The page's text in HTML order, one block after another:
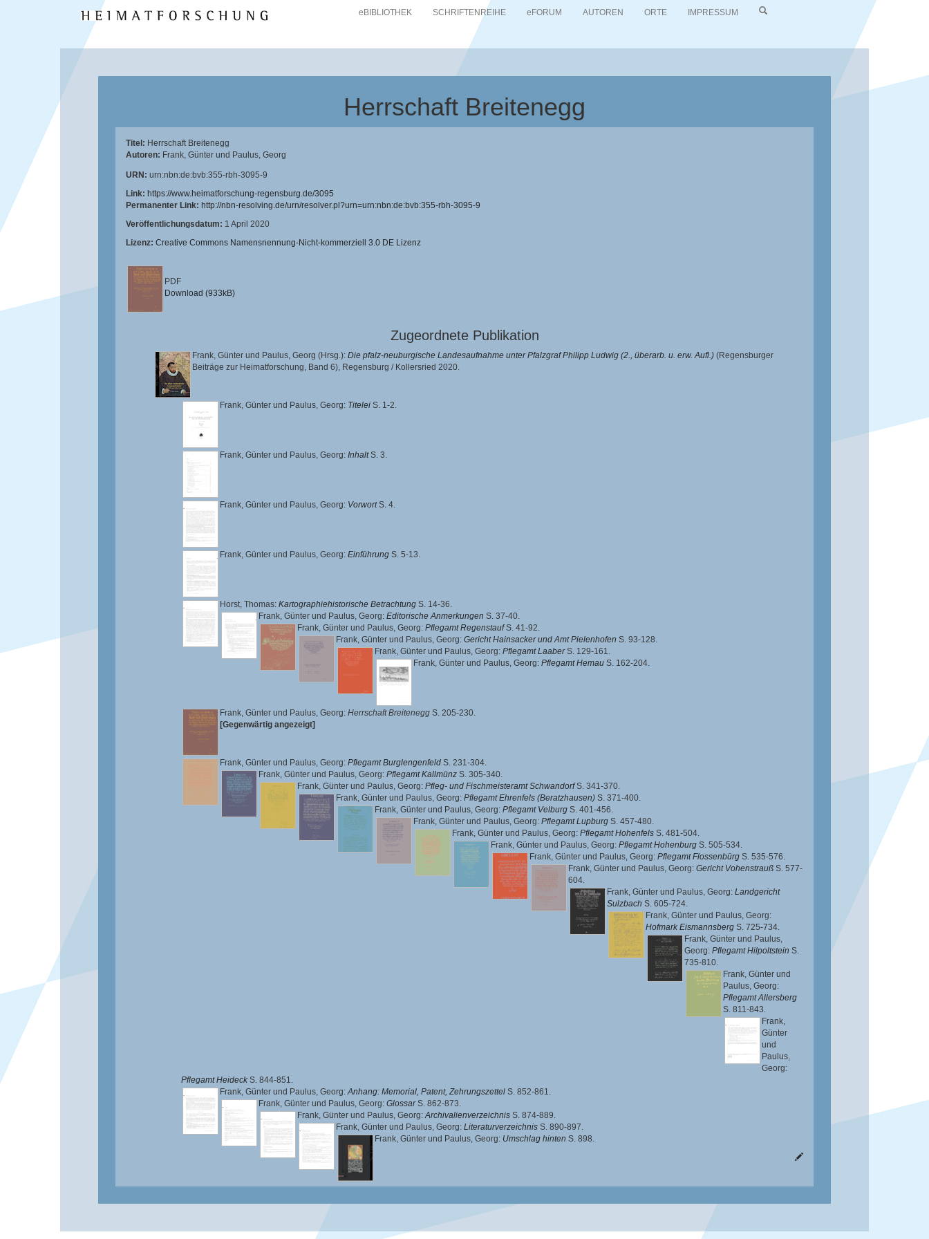
eBIBLIOTHEK SCHRIFTENREIHE eFORUM AUTOREN ORTE IMPRESSUM
Herrschaft Breitenegg
Titel: Herrschaft Breitenegg
Autoren: Frank, Günter und Paulus, Georg
URN: urn:nbn:de:bvb:355-rbh-3095-9
Link: https://www.heimatforschung-regensburg.de/3095
Permanenter Link: http://nbn-resolving.de/urn/resolver.pl?urn=urn:nbn:de:bvb:355-rbh-3095-9
Veröffentlichungsdatum: 1 April 2020
Lizenz: Creative Commons Namensnennung-Nicht-kommerziell 3.0 DE Lizenz
PDF
Download (933kB)
Zugeordnete Publikation
Frank, Günter und Paulus, Georg (Hrsg.): Die pfalz-neuburgische Landesaufnahme unter Pfalzgraf Philipp Ludwig (2., überarb. u. erw. Aufl.) (Regensburger
Beiträge zur Heimatforschung, Band 6), Regensburg / Kollersried 2020.
Frank, Günter und Paulus, Georg: Titelei S. 1-2.
Frank, Günter und Paulus, Georg: InhaltS. 3.
Frank, Günter und Paulus, Georg: VorwortS. 4.
Frank, Günter und Paulus, Georg: Einführung S. 5-13.
Horst, Thomas: Kartographiehistorische Betrachtung S. 14-36.
Frank, Günter und Paulus, Georg: Editorische Anmerkungen S. 37-40.
Frank, Günter und Paulus, Georg: Pflegamt RegenstaufS. 41-92.
Frank, Günter und Paulus, Georg: Gericht Hainsacker und Amt Pielenhofen S. 93-128.
Frank, Günter und Paulus, Georg: Pflegamt LaaberS. 129-161.
Frank, Günter und Paulus, Georg: Pflegamt Hemau S. 162-204.
Frank, Günter und Paulus, Georg: Herrschaft Breitenegg S. 205-230.
[Gegenwärtig angezeigt]
Frank, Günter und Paulus, Georg: Pflegamt Burglengenfeld S. 231-304.
Frank, Günter und Paulus, Georg: Pflegamt Kallmünz S. 305-340.
Frank, Günter und Paulus, Georg: Pfleg- und Fischmeisteramt SchwandorfS. 341-370.
Frank, Günter und Paulus, Georg: Pflegamt Ehrenfels (Beratzhausen) S. 371-400.
Frank, Günter und Paulus, Georg: Pflegamt Velburg S. 401-456.
Frank, Günter und Paulus, Georg: Pflegamt Lupburg S. 457-480.
Frank, Günter und Paulus, Georg: Pflegamt Hohenfels S. 481-504.
Frank, Günter und Paulus, Georg: Pflegamt Hohenburg S. 505-534.
Frank, Günter und Paulus, Georg: Pflegamt Flossenbürg S. 535-576.
Frank, Günter und Paulus, Georg: Gericht Vohenstrauß S. 577-
604.
Frank, Günter und Paulus, Georg: Landgericht
Sulzbach S. 605-724.
Frank, Günter und Paulus, Georg:
Hofmark Eismannsberg S. 725-734.
Frank, Günter und Paulus,
Georg: Pflegamt Hilpoltstein S.
735-810.
Frank, Günter und
Paulus, Georg:
Pflegamt Allersberg
S. 811-843.
Frank,
Günter
und
Paulus,
Georg:
Pflegamt Heideck S. 844-851.
Frank, Günter und Paulus, Georg:Anhang: Memorial, Patent, Zehrungszettel S. 852-861.
Frank, Günter und Paulus, Georg: GlossarS. 862-873.
Frank, Günter und Paulus, Georg:Archivalienverzeichnis S. 874-889.
Frank, Günter und Paulus, Georg: Literaturverzeichnis S. 890-897.
Frank, Günter und Paulus, Georg: Umschlag hinten S. 898.